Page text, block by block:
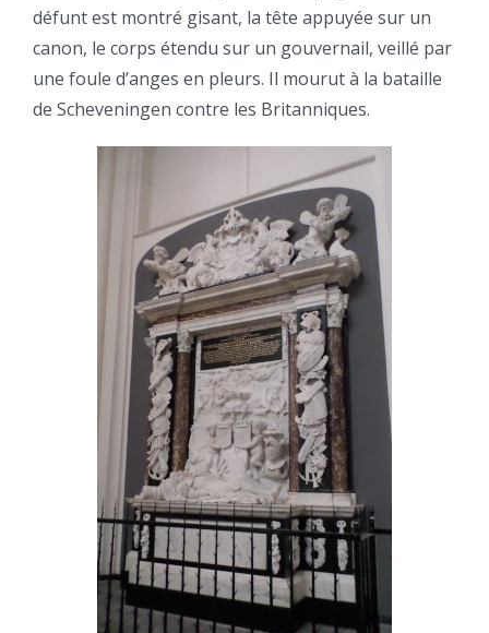
défunt est montré gisant, la tête appuyée sur un
canon, le corps étendu sur un gouvernail, veillé par
une foule d’anges en pleurs. Il mourut à la bataille
de Scheveningen contre les Britanniques.